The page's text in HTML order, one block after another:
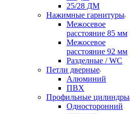
25/28 ДМ
Нажимные гарнитуры
Межосевое
расстояние 85 мм
Межосевое
расстояние 92 мм
Разделные / WC
Петли дверные
Алюминий
ПВХ
Профильные цилиндры
Односторонний